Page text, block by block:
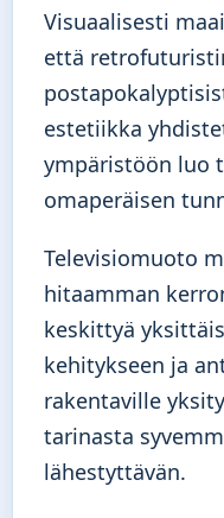
Visuaalisesti
että
estetiikka
ympäristöön luo
omaperäisen
Televisiomuoto
hitaamman
keskittyä
kehitykseen ja
rakentaville
tarinasta
lähestyttävän.